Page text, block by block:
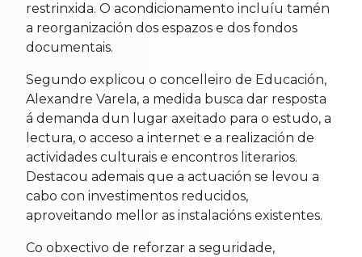
restrinxida. O acondicionamento incluíu tamén
a reorganización dos espazos e dos fondos
documentais.
Segundo explicou o concelleiro de Educación,
Alexandre Varela, a medida busca dar resposta
á demanda dun lugar axeitado para o estudo, a
lectura, o acceso a internet e a realización de
actividades culturais e encontros literarios.
Destacou ademais que a actuación se levou a
cabo con investimentos reducidos,
aproveitando mellor as instalacións existentes.
Co obxectivo de reforzar a seguridade,